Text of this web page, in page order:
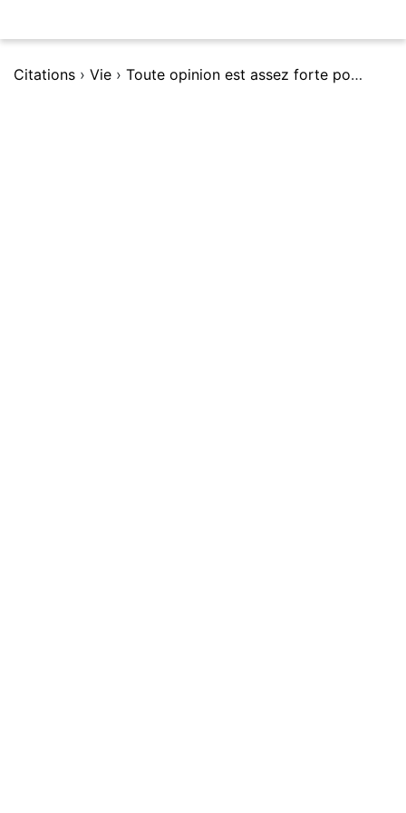
Citations › Vie › Toute opinion est assez forte pour se faire Ã©pouser au prix de la vie.